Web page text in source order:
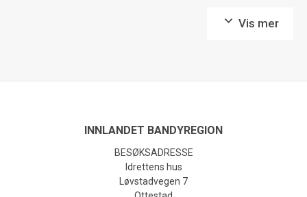
Vis mer
INNLANDET BANDYREGION
BESØKSADRESSE
Idrettens hus
Løvstadvegen 7